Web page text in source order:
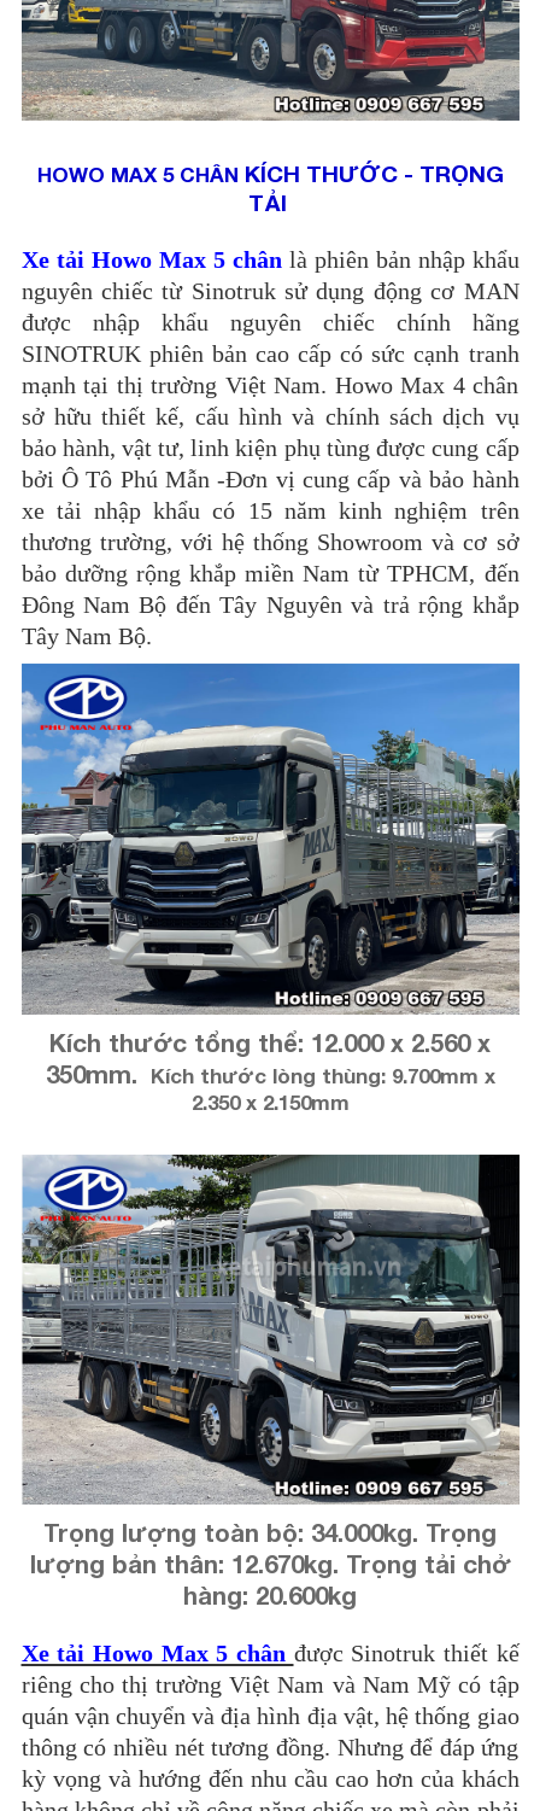
HOWO MAX 5 CHÂN KÍCH THƯỚC - TRỌNG
TẢI
Xe tải Howo Max 5 chân là phiên bản nhập khẩu
nguyên chiếc từ Sinotruk sử dụng động cơ MAN
được nhập khẩu nguyên chiếc chính hãng
SINOTRUK phiên bản cao cấp có sức cạnh tranh
mạnh tại thị trường Việt Nam. Howo Max 4 chân
sở hữu thiết kế, cấu hình và chính sách dịch vụ
bảo hành, vật tư, linh kiện phụ tùng được cung cấp
bởi Ô Tô Phú Mẫn -Đơn vị cung cấp và bảo hành
xe tải nhập khẩu có 15 năm kinh nghiệm trên
thương trường, với hệ thống Showroom và cơ sở
bảo dưỡng rộng khắp miền Nam từ TPHCM, đến
Đông Nam Bộ đến Tây Nguyên và trả rộng khắp
Tây Nam Bộ.
Kích thước tổng thể: 12.000 x 2.560 x
350mm.
Kích thước lòng thùng: 9.700mm x
2.350 x 2.150mm
Trọng lượng toàn bộ: 34.000kg. Trọng
lượng bản thân: 12.670kg. Trọng tải chở
hàng: 20.600kg
Xe tải Howo Max 5 chân được Sinotruk thiết kế
riêng cho thị trường Việt Nam và Nam Mỹ có tập
quán vận chuyển và địa hình địa vật, hệ thống giao
thông có nhiều nét tương đồng. Nhưng để đáp ứng
kỳ vọng và hướng đến nhu cầu cao hơn của khách